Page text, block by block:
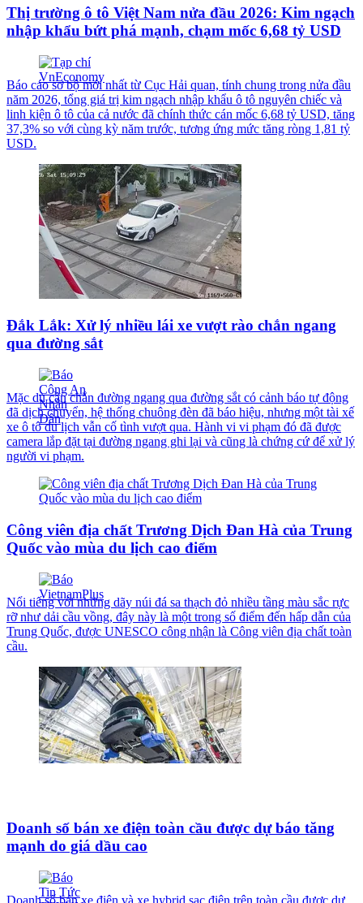
Thị trường ô tô Việt Nam nửa đầu 2026: Kim ngạch
nhập khẩu bứt phá mạnh, chạm mốc 6,68 tỷ USD
Báo cáo sơ bộ mới nhất từ Cục Hải quan, tính chung trong nửa đầu
năm 2026, tổng giá trị kim ngạch nhập khẩu ô tô nguyên chiếc và
linh kiện ô tô của cả nước đã chính thức cán mốc 6,68 tỷ USD, tăng
37,3% so với cùng kỳ năm trước, tương ứng mức tăng ròng 1,81 tỷ
USD.
Đắk Lắk: Xử lý nhiều lái xe vượt rào chắn ngang
qua đường sắt
Mặc dù cần chắn đường ngang qua đường sắt có cảnh báo tự động
đã dịch chuyển, hệ thống chuông đèn đã báo hiệu, nhưng một tài xế
xe ô tô du lịch vẫn cố tình vượt qua. Hành vi vi phạm đó đã được
camera lắp đặt tại đường ngang ghi lại và cũng là chứng cứ để xử lý
người vi phạm.
Công viên địa chất Trương Dịch Đan Hà của Trung
Quốc vào mùa du lịch cao điểm
Nổi tiếng với những dãy núi đá sa thạch đỏ nhiều tầng màu sắc rực
rỡ như dải cầu vồng, đây này là một trong số điểm đến hấp dẫn của
Trung Quốc, được UNESCO công nhận là Công viên địa chất toàn
cầu.
Doanh số bán xe điện toàn cầu được dự báo tăng
mạnh do giá dầu cao
Doanh số bán xe điện và xe hybrid sạc điện trên toàn cầu được dự